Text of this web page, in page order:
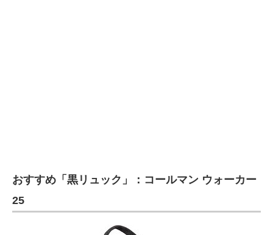
おすすめ「黒リュック」：コールマン ウォーカー
25